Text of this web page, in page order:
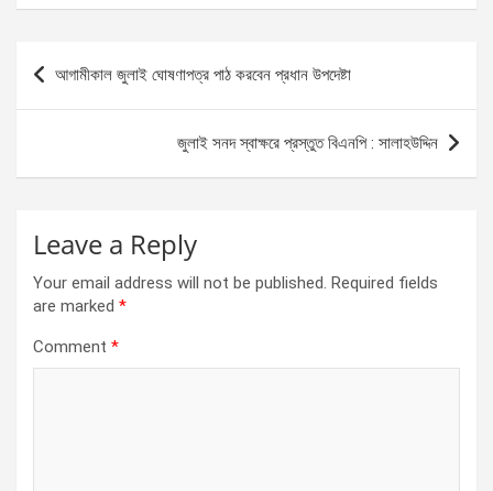
ce
b
o
se
g
at
A
p
ar
Post
navigation
আগামীকাল জুলাই ঘোষণাপত্র পাঠ করবেন প্রধান উপদেষ্টা
জুলাই সনদ স্বাক্ষরে প্রস্তুত বিএনপি : সালাহউদ্দিন
Leave a Reply
Your email address will not be published. Required fields
are marked *
Comment *